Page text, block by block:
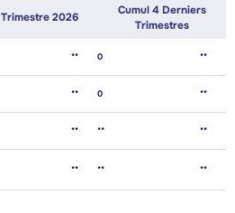
Trimestre 2026
Cumul 4 Derniers
Trimestres
** 0 **
** 0 **
** ** **
** ** **